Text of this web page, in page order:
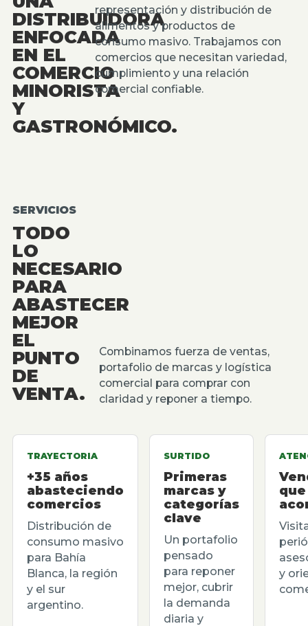
DISTRIBUIDORA
ENFOCADA
EN EL
COMERCIO
MINORISTA
Y
GASTRONÓMICO.
representación y distribución de
alimentos y productos de
consumo masivo. Trabajamos con
comercios que necesitan variedad,
cumplimiento y una relación
comercial confiable.
SERVICIOS
TODO
LO
NECESARIO
PARA
ABASTECER
MEJOR
EL
PUNTO
DE
VENTA.
Combinamos fuerza de ventas,
portafolio de marcas y logística
comercial para comprar con
claridad y reponer a tiempo.
TRAYECTORIA
+35 años
abasteciendo
comercios
Distribución de
consumo masivo
para Bahía
Blanca, la región
y el sur
argentino.
SURTIDO
Primeras
marcas y
categorías
clave
Un portafolio
pensado
para reponer
mejor, cubrir
la demanda
diaria y
que
y